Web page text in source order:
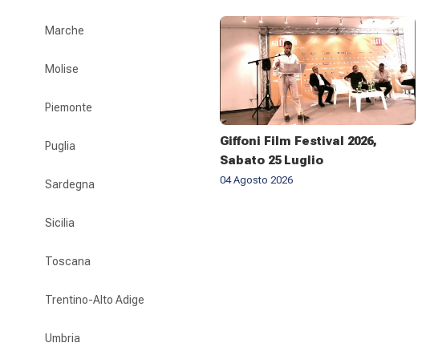
Marche
Molise
Piemonte
Puglia
Sardegna
Sicilia
Toscana
Trentino-Alto Adige
Umbria
Giffoni Film Festival 2026,
Sabato 25 Luglio
04 Agosto 2026